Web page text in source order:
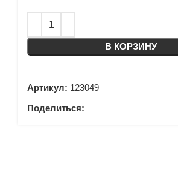
В КОРЗИНУ
Артикул: 123049
Поделиться: